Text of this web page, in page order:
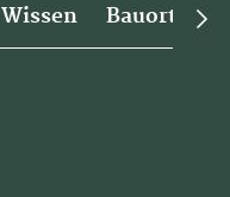
Wissen Bauorte